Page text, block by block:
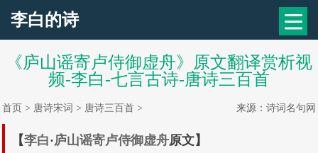
李白的诗
《庐山谣寄卢侍御虚舟》原文翻译赏析视
频-李白-七言古诗-唐诗三百首
首页 > 唐诗宋词 > 唐诗三百首 > 来源： 诗词名句网
【李白·庐山谣寄卢侍御虚舟原文】